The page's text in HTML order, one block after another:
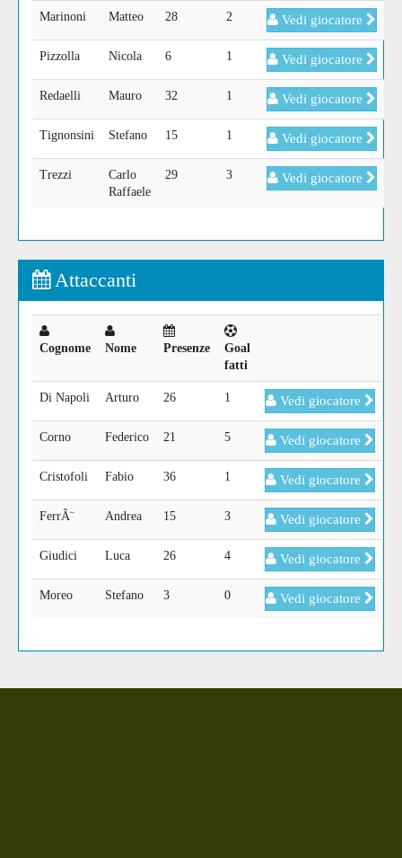
Marinoni Matteo 28 2 Vedi giocatore
Pizzolla Nicola 6 1 Vedi giocatore
Redaelli Mauro 32 1 Vedi giocatore
Tignonsini Stefano 15 1 Vedi giocatore
Trezzi
Carlo
Raffaele
29 3 Vedi giocatore
Attaccanti
Cognome Nome Presenze
Goal
fatti
Di Napoli Arturo 26 1 Vedi giocatore
Corno Federico 21 5 Vedi giocatore
Cristofoli Fabio 36 1 Vedi giocatore
FerrÃ¨ Andrea 15 3 Vedi giocatore
Giudici Luca 26 4 Vedi giocatore
Moreo Stefano 3 0 Vedi giocatore